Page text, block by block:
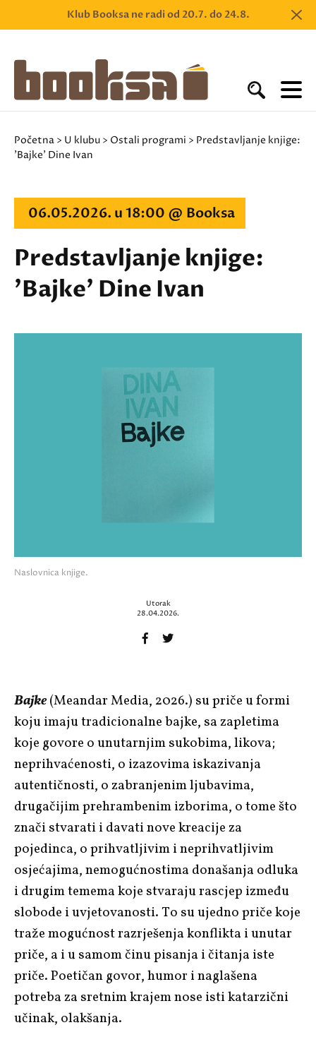
Klub Booksa ne radi od 20.7. do 24.8.
Početna > U klubu > Ostali programi > Predstavljanje knjige:
'Bajke' Dine Ivan
06.05.2026. u 18:00 @ Booksa
Predstavljanje knjige:
'Bajke' Dine Ivan
Naslovnica knjige.
Utorak
28.04.2026.
Bajke(Meandar Media, 2026.) su priče u formi
koju imaju tradicionalne bajke, sa zapletima
koje govore o unutarnjim sukobima, likova;
neprihvaćenosti, o izazovima iskazivanja
autentičnosti, o zabranjenim ljubavima,
drugačijim prehrambenim izborima, o tome što
znači stvarati i davati nove kreacije za
pojedinca, o prihvatljivim i neprihvatljivim
osjećajima, nemogućnostima donašanja odluka
i drugim temema koje stvaraju rascjep između
slobode i uvjetovanosti. To su ujedno priče koje
traže mogućnost razrješenja konflikta i unutar
priče, a i u samom činu pisanja i čitanja iste
priče. Poetičan govor, humor i naglašena
potreba za sretnim krajem nose isti katarzični
učinak, olakšanja.